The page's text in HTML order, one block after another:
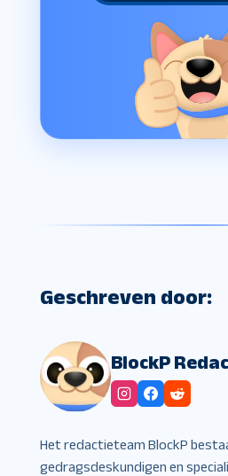
Geschreven door:
BlockP
Het redactieteam BlockP
gedragsdeskundigen en